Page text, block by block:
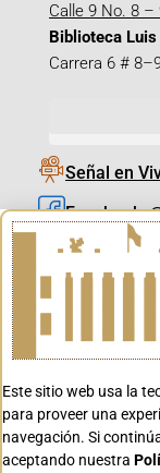
Calle 9 No. 8 –
Biblioteca
Carrera 6 #
Señal en
Este sitio web usa la
para proveer una
navegación. Si
aceptando nuestra